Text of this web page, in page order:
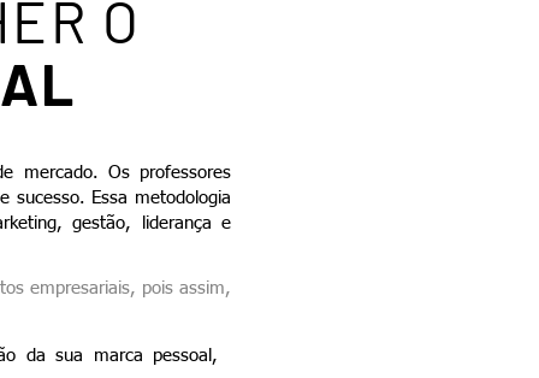
O
mercado. Os professores
sucesso. Essa metodologia
gestão, liderança e
empresariais, pois assim,
da sua marca pessoal,